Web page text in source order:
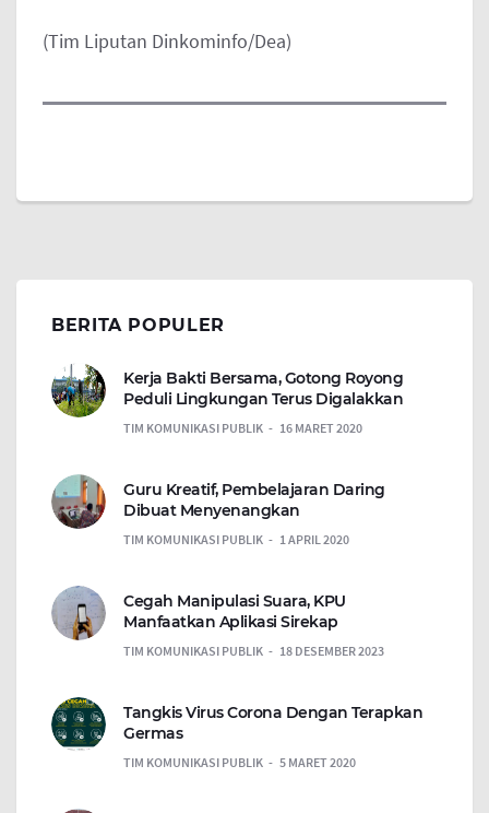
(Tim Liputan Dinkominfo/Dea)
BERITA POPULER
Kerja Bakti Bersama, Gotong Royong
Peduli Lingkungan Terus Digalakkan
TIM KOMUNIKASI PUBLIK 16 MARET 2020
Guru Kreatif, Pembelajaran Daring
Dibuat Menyenangkan
TIM KOMUNIKASI PUBLIK 1 APRIL 2020
Cegah Manipulasi Suara, KPU
Manfaatkan Aplikasi Sirekap
TIM KOMUNIKASI PUBLIK 18 DESEMBER 2023
Tangkis Virus Corona Dengan Terapkan
Germas
TIM KOMUNIKASI PUBLIK 5 MARET 2020